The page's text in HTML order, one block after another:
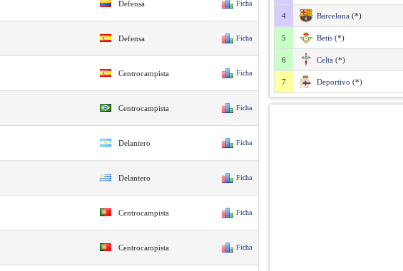
Defensa Ficha
Defensa Ficha
Centrocampista Ficha
Centrocampista Ficha
Delantero Ficha
Delantero Ficha
Centrocampista Ficha
Centrocampista Ficha
4 Barcelona (*)
5 Betis (*)
6 Celta (*)
7 Deportivo (*)